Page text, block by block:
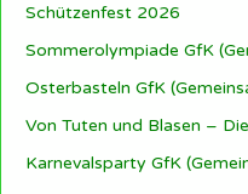
Schützenfest 2026
Sommerolympiade GfK
Osterbasteln GfK
Von Tuten und Blasen –
Karnevalsparty GfK